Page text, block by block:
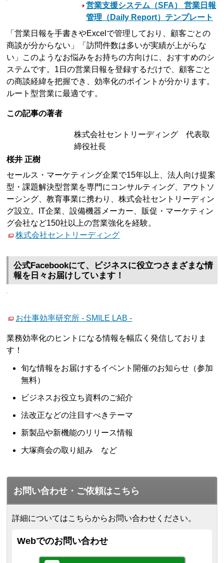
営業支援システム（SFA） 営業日報
管理（Daily Report）テンプレート
「営業日報を手書きやExcelで管理しており、顧客ごとの
商談が分からない」「訪問件数は多いが実績が上がらな
い」このようなお悩みをお持ちの方向けに、おすすめのシ
ステムです。1日の営業日報を登録するだけで、顧客ごと
の商談経緯を把握でき、効率化のポイントが分かります。
ルート型営業に最適です。
この記事の著者
株式会社セントリーディング 代表取
締役社長
桜井 正樹
セールス・マーケティング企業で15年以上、法人向け提案
型・課題解決型営業を専門にコンサルティング、アウトソ
ーシング、教育事業に携わり、株式会社セントリーディン
グ設立。IT企業、設備機器メーカー、販促・マーケティン
グ会社など150社以上の営業強化を経験。
株式会社セントリーディング
公式Facebookにて、ビジネスに役立つさまざまな情
報を日々お届けしています！
お仕事効率研究所 - SMILE LAB -
業務効率化のヒントになる情報を幅広く発信しておりま
す！
旬な情報をお届けするイベント開催のお知らせ（参加
無料）
ビジネスお役立ち資料のご紹介
法改正などの注目すべきテーマ
新製品や新機能のリリース情報
大塚商会の取り組み など
お問い合わせ・ご依頼はこちら
詳細についてはこちらからお問い合わせください。
Webでのお問い合わせ